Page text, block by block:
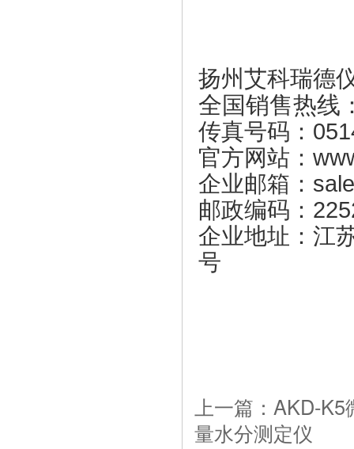
扬州艾科瑞德
全国销售热线
传真号码：
官方网站：
企业邮箱：
邮政编码：
企业地址：江
号
上一篇：AKD-
量水分测定仪